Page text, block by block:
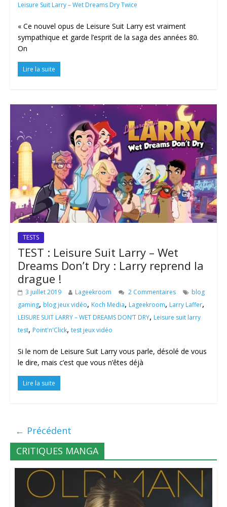
Leisure Suit Larry – Wet Dreams Dry Twice
« Ce nouvel opus de Leisure Suit Larry est vraiment
sympathique et garde l’esprit de la saga des années 80.
On
Lire la suite
TESTS
TEST : Leisure Suit Larry – Wet
Dreams Don’t Dry : Larry reprend la
drague !
3 juillet 2019 Lageekroom 2 Commentaires
blog
gaming, blog jeux vidéo, Koch Media, Lageekroom, Larry Laffer,
LEISURE SUIT LARRY – WET DREAMS DON’T DRY, Leisure suit larry
test, Point'n'Click, test jeux vidéo
Si le nom de Leisure Suit Larry vous parle, désolé de vous
le dire, mais c’est que vous n’êtes déjà
Lire la suite
← Précédent
CRITIQUES MANGA